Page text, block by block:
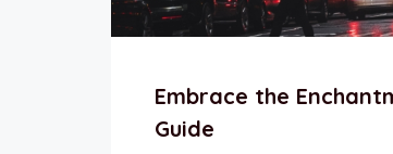
Embrace the
Guide